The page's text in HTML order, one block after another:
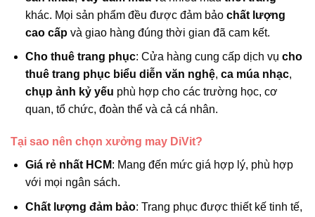
khác. Mọi sản phẩm đều được đảm bảo chất lượng
cao cấpvà giao hàng đúng thời gian đã cam kết.
Cho thuê trang phục: Cửa hàng cung cấp dịch vụ cho
thuê trang phục biểu diễn văn nghệ, ca múa nhạc,
chụp ảnh kỷ yếu phù hợp cho các trường học, cơ
quan, tổ chức, đoàn thể và cả cá nhân.
Tại sao nên chọn xưởng may DiVit?
Giá rẻ nhất HCM: Mang đến mức giá hợp lý, phù hợp
với mọi ngân sách.
Chất lượng đảm bảo: Trang phục được thiết kế tinh tế,